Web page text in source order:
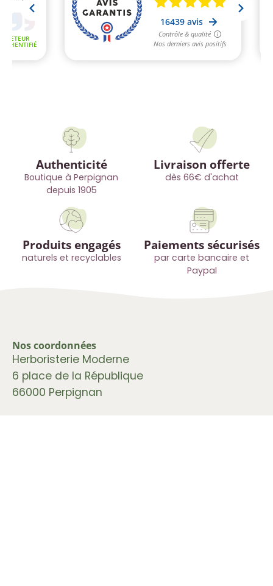
Authenticité
Boutique à Perpignan
depuis 1905
Livraison offerte
dès 66€ d'achat
Produits engagés
naturels et recyclables
Paiements sécurisés
par carte bancaire et
Paypal
Nos coordonnées
Herboristerie Moderne
6 place de la République
66000 Perpignan